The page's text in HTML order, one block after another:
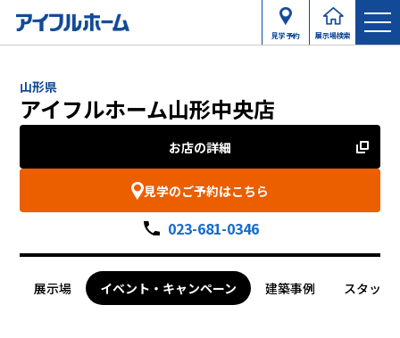
見学予約 展示場検索
山形県
アイフルホーム山形中央店
お店の詳細
見学のご予約はこちら
023-681-0346
展示場 イベント・キャンペーン 建築事例 スタッフ